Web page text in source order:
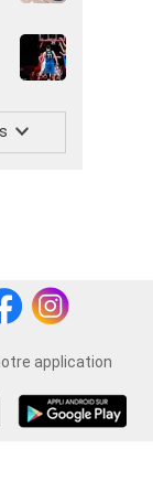
application